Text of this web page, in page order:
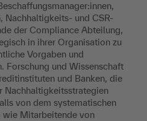
Nachhaltigkeits- und CSR-
der Compliance Abteilung,
in ihrer Organisation zu
Vorgaben und
Forschung und Wissenschaft
und Banken, die
Nachhaltigkeitsstrategien
von dem systematischen
wie Mitarbeitende von